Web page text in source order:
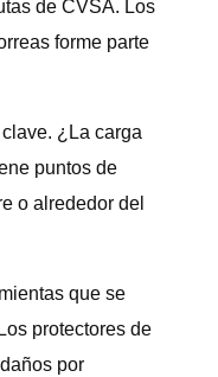
de CVSA. Los
forme parte
¿La carga
puntos de
o alrededor del
que se
protectores de
por